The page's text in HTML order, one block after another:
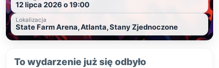
12 lipca 2026 o 19:00
Lokalizacja
State Farm Arena, Atlanta, Stany Zjednoczone
To wydarzenie już się odbyło